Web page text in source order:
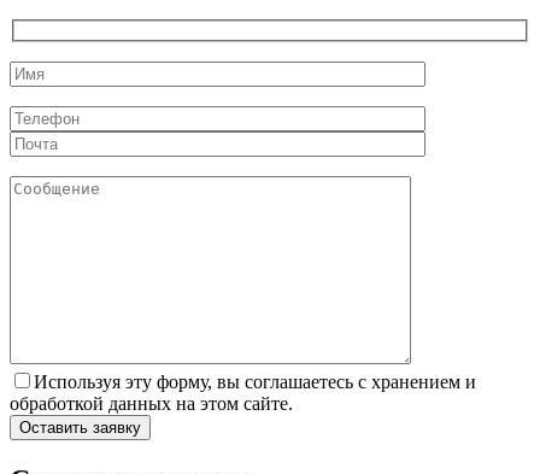
Используя эту форму, вы соглашаетесь с хранением и
обработкой данных на этом сайте.